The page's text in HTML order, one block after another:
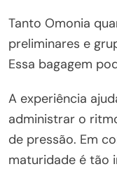
Tanto Omonia
preliminares e
Essa bagagem
A experiência
administrar o
de pressão. Em
maturidade é tão